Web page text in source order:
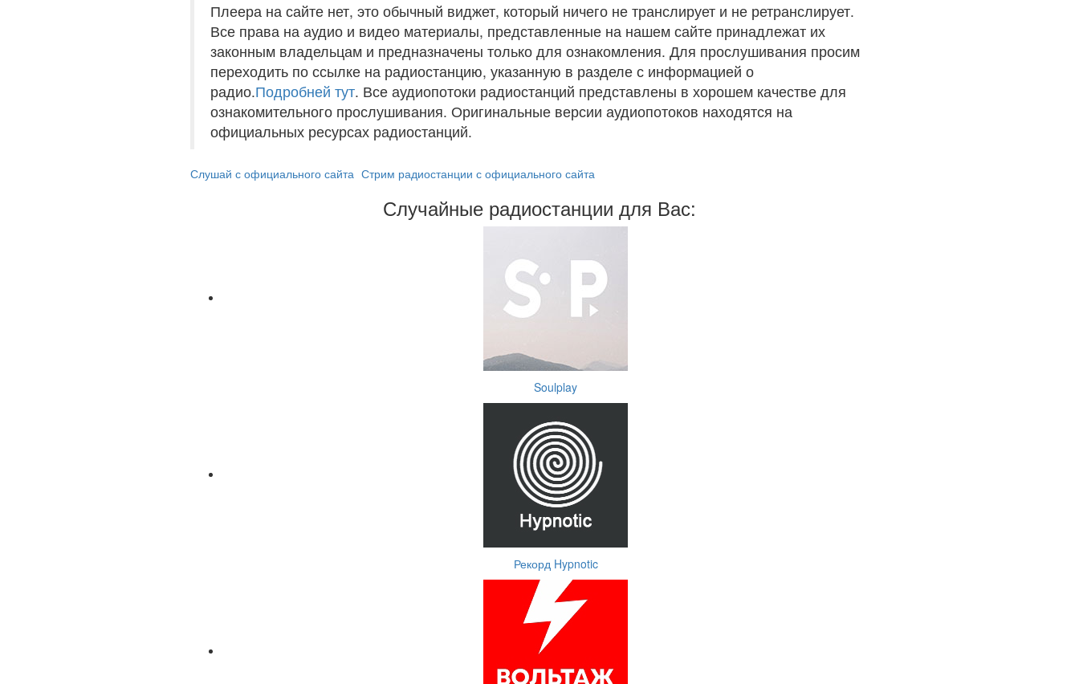
Плеера на сайте нет, это обычный виджет, который ничего не транслирует и не ретранслирует.
Все права на аудио и видео материалы, представленные на нашем сайте принадлежат их
законным владельцам и предназначены только для ознакомления. Для прослушивания просим
переходить по ссылке на радиостанцию, указанную в разделе с информацией о
радио.Подробней тут. Все аудиопотоки радиостанций представлены в хорошем качестве для
ознакомительного прослушивания. Оригинальные версии аудиопотоков находятся на
официальных ресурсах радиостанций.
Слушай с официального сайта Стрим радиостанции с официального сайта
Случайные радиостанции для Вас:
Soulplay
Рекорд Hypnotic